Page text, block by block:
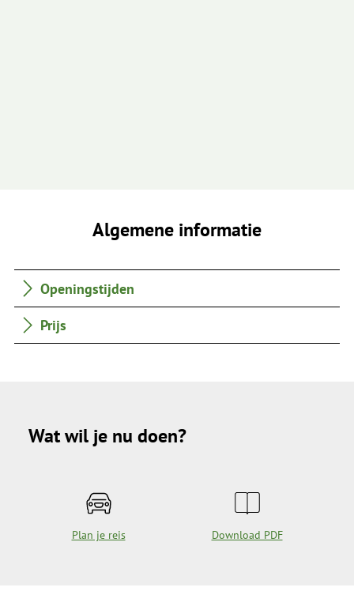
Algemene informatie
Openingstijden
Prijs
Wat wil je nu doen?
Plan je reis Download PDF